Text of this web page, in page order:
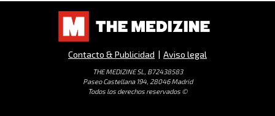
Contacto & Publicidad | Aviso legal
THE MEDIZINE SL, B72438583
Paseo Castellana 194, 28046 Madrid
Todos los derechos reservados ©